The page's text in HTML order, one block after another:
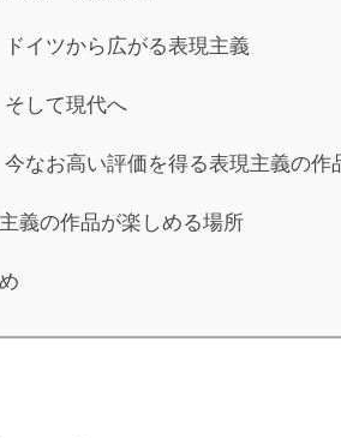
ドイツから広がる表現主義
そして現代へ
今なお高い評価を得る表現主義の作
義の作品が楽しめる場所